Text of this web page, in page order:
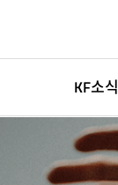
KF소식
고객센터